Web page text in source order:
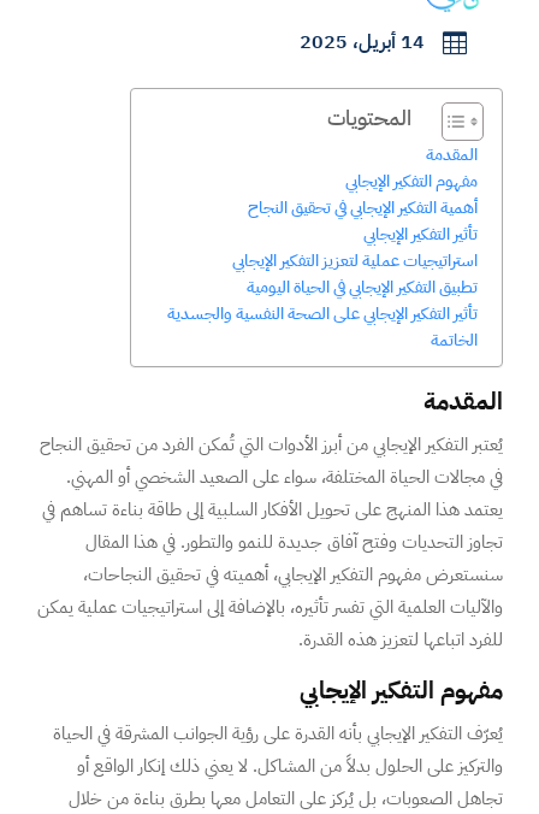
 14 أبريل، 2025
المحتويات
المقدمة
مفهوم التفكير الإيجابي
أهمية التفكير الإيجابي في تحقيق النجاح
تأثير التفكير الإيجابي
استراتيجيات عملية لتعزيز التفكير الإيجابي
تطبيق التفكير الإيجابي في الحياة اليومية
تأثير التفكير الإيجابي على الصحة النفسية والجسدية
الخاتمة
المقدمة
يُعتبر التفكير الإيجابي من أبرز الأدوات التي تُمكن الفرد من تحقيق النجاح
في مجالات الحياة المختلفة، سواء على الصعيد الشخصي أو المهني.
يعتمد هذا المنهج على تحويل الأفكار السلبية إلى طاقة بناءة تساهم في
تجاوز التحديات وفتح آفاق جديدة للنمو والتطور. في هذا المقال
سنستعرض مفهوم التفكير الإيجابي، أهميته في تحقيق النجاحات،
والآليات العلمية التي تفسر تأثيره، بالإضافة إلى استراتيجيات عملية يمكن
للفرد اتباعها لتعزيز هذه القدرة.
مفهوم التفكير الإيجابي
يُعرّف التفكير الإيجابي بأنه القدرة على رؤية الجوانب المشرقة في الحياة
والتركيز على الحلول بدلاً من المشاكل. لا يعني ذلك إنكار الواقع أو
تجاهل الصعوبات، بل يُركز على التعامل معها بطرق بناءة من خلال